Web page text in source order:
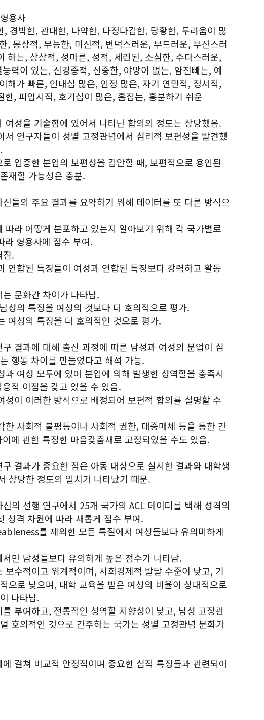
용사
경박한, 관대한, 나약한, 다정다감한, 당황한, 두려움이 많
, 몽상적, 무능한, 미신적, 변덕스러운, 부드러운, 부산스러
하는, 상상적, 성마른, 성적, 세련된, 소심한, 수다스러운,
력이 있는, 신경증적, 신중한, 야망이 없는, 얌전빼는, 예
해가 빠른, 인내심 많은, 인정 많은, 자기 연민적, 정서적,
한, 피암시적, 호기심이 많은, 흠잡는, 흥분하기 쉬운
여성을 기술함에 있어서 나타난 합의의 정도는 상당했음.
서 연구자들이 성별 고정관념에서 심리적 보편성을 발견했
입증한 분업의 보편성을 감안할 때, 보편적으로 용인된
재할 가능성은 충분.
들의 주요 결과를 요약하기 위해 데이터를 또 다른 방식으
따라 어떻게 분포하고 있는지 알아보기 위해 각 국가별로
라 형용사에 점수 부여.
짐.
연합된 특징들이 여성과 연합된 특징보다 강력하고 활동
문화간 차이가 나타남.
성의 특징을 여성의 것보다 더 호의적으로 평가.
여성의 특징을 더 호의적인 것으로 평가.
결과에 대해 출산 과정에 따른 남성과 여성의 분업이 심
행동 차이를 만들었다고 해석 가능.
과 여성 모두에 있어 분업에 의해 발생한 성역할을 충족시
적 이점을 갖고 있을 수 있음.
성이 이러한 방식으로 배정되어 보편적 합의를 설명할 수
한 사회적 불평등이나 사회적 권한, 대중매체 등을 통한 간
에 관한 특정한 마음갖춤새로 고정되었을 수도 있음.
결과가 중요한 점은 아동 대상으로 실시한 결과와 대학생
상당한 정도의 일치가 나타났기 때문.
의 선행 연구에서 25개 국가의 ACL 데이터를 택해 성격의
성격 차원에 따라 새롭게 점수 부여.
를 제외한 모든 특질에서 여성들보다 유의미하게
만 남성들보다 유의하게 높은 점수가 나타남.
보수적이고 위계적이며, 사회경제적 발달 수준이 낮고, 기
으로 낮으며, 대학 교육을 받은 여성의 비율이 상대적으로
나타남.
부여하고, 전통적인 성역할 지향성이 낮고, 남성 고정관
호의적인 것으로 간주하는 국가는 성별 고정관념 분화가
걸쳐 비교적 안정적이며 중요한 심적 특징들과 관련되어